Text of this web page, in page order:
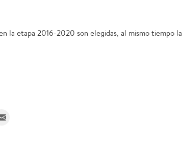
la etapa 2016-2020 son elegidas, al mismo tiempo la